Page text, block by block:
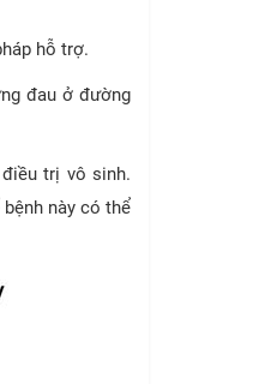
hỗ trợ.
đau ở đường
trị vô sinh.
này có thể